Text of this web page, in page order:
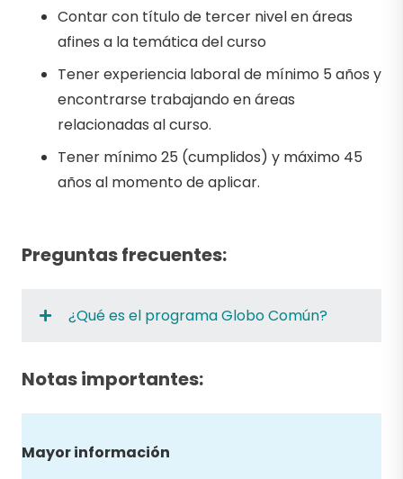
Contar con título de tercer nivel en áreas
afines a la temática del curso
Tener experiencia laboral de mínimo 5 años y
encontrarse trabajando en áreas
relacionadas al curso.
Tener mínimo 25 (cumplidos) y máximo 45
años al momento de aplicar.
Preguntas frecuentes:
¿Qué es el programa Globo Común?
Notas importantes:
Mayor información